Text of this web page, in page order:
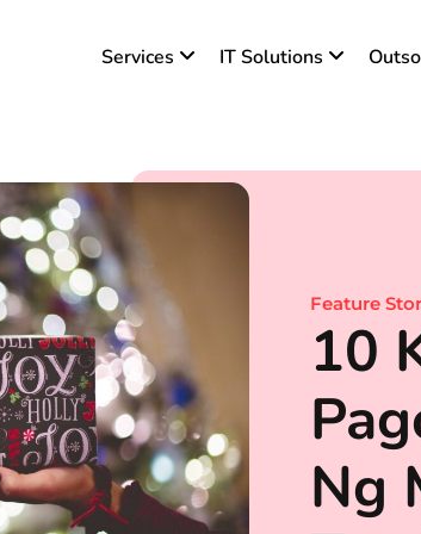
Services IT Solutions
Feature
10
Ng